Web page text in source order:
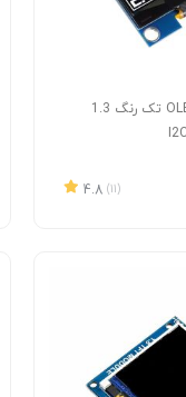
ماژول نمایشگر OLED تک رنگ 1.3
4.8 (11)